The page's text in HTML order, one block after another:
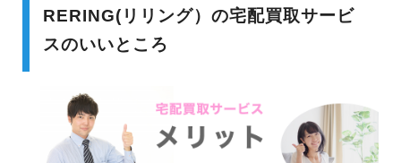
RERING(リリング）の宅配買取サービ
スのいいところ